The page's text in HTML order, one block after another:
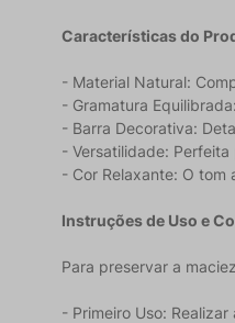
Características do
- Material Natural:
- Gramatura
- Barra Decorativa:
- Versatilidade:
- Cor Relaxante: O tom
Instruções de Uso e
Para preservar a
- Primeiro Uso: